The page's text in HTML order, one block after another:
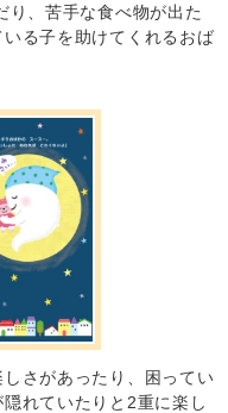
り、苦手な食べ物が出た
る子を助けてくれるおば
さがあったり、困ってい
れていたりと2重に楽し